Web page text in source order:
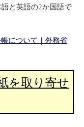
と英語の2か国語で
について｜外務省
を取り寄せ